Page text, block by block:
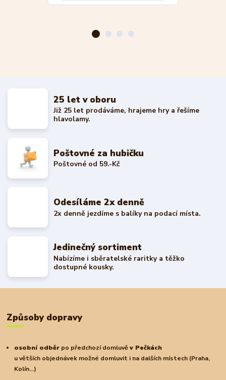
25 let v oboru
Již 25 let prodáváme, hrajeme hry a řešíme
hlavolamy.
Poštovné za hubičku
Poštovné od 59.-Kč
Odesíláme 2x denně
2x denně jezdíme s balíky na podací místa.
Jedinečný sortiment
Nabízíme i sběratelské raritky a těžko
dostupné kousky.
Způsoby dopravy
osobní odběr po předchozí domluvěv Pečkách
u větších objednávek možné domluvit i na dalších místech (Praha,
Kolín...)